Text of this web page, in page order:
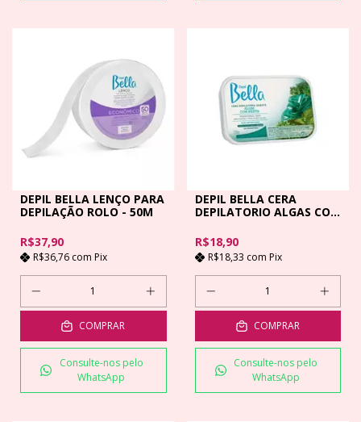
DEPIL BELLA LENÇO PARA
DEPILAÇÃO ROLO - 50M
R$37,90
R$36,76 com Pix
COMPRAR
Consulte-nos pelo
WhatsApp
DEPIL BELLA CERA
DEPILATORIO ALGAS COM
R$18,90
R$18,33 com Pix
COMPRAR
Consulte-nos pelo
WhatsApp